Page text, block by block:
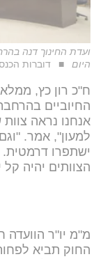
היום
דוברות
ח"כ רון כץ,
החיוביים
אנחנו נראה
למעון", אמר.
ישתפרו
הצוותים יהיה קל
מ"מ יו"ר
החוק תביא